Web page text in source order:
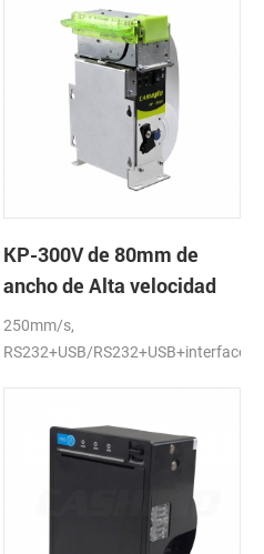
KP-300V de 80mm de
ancho de Alta velocidad
de la Impresora Térmica
del Quiosco
250mm/s,
RS232+USB/RS232+USB+interfaces